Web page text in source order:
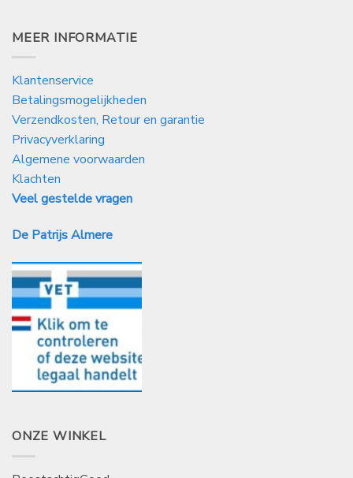
MEER INFORMATIE
Klantenservice
Betalingsmogelijkheden
Verzendkosten, Retour en garantie
Privacyverklaring
Algemene voorwaarden
Klachten
Veel gestelde vragen
De Patrijs Almere
ONZE WINKEL